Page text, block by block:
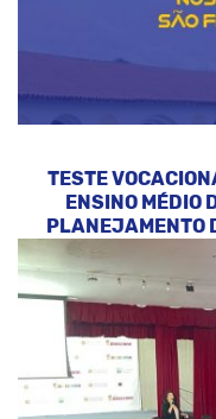
TESTE
ENSINO MÉDIO
PLANEJAMENTO